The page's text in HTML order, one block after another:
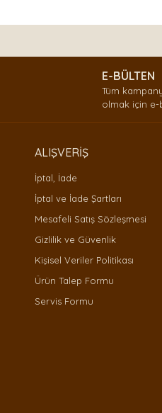
E-BÜLTEN
Tüm
olmak için e-
ALIŞVERİŞ
İptal, İade
İptal ve İade Şartları
Mesafeli Satış Sözleşmesi
Gizlilik ve Güvenlik
Kişisel Veriler Politikası
Ürün Talep Formu
Servis Formu